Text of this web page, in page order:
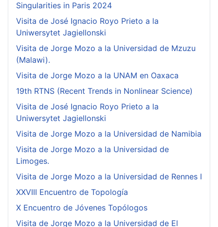
Singularities in Paris 2024
Visita de José Ignacio Royo Prieto a la
Uniwersytet Jagiellonski
Visita de Jorge Mozo a la Universidad de Mzuzu
(Malawi).
Visita de Jorge Mozo a la UNAM en Oaxaca
19th RTNS (Recent Trends in Nonlinear Science)
Visita de José Ignacio Royo Prieto a la
Uniwersytet Jagiellonski
Visita de Jorge Mozo a la Universidad de Namibia
Visita de Jorge Mozo a la Universidad de
Limoges.
Visita de Jorge Mozo a la Universidad de Rennes I
XXVIII Encuentro de Topología
X Encuentro de Jóvenes Topólogos
Visita de Jorge Mozo a la Universidad de El